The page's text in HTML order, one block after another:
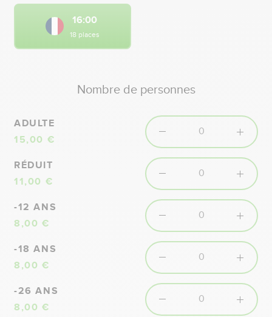
Français
16:00
18 places
Nombre de personnes
ADULTE
15,00 €
RÉDUIT
11,00 €
-12 ANS
8,00 €
-18 ANS
8,00 €
-26 ANS
8,00 €